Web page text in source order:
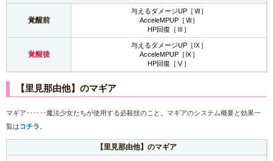
覚醒前
与えるダメージUP［Ⅶ］
AcceleMPUP［Ⅶ］
HP回復［Ⅲ］
覚醒後
与えるダメージUP［Ⅸ］
AcceleMPUP［Ⅸ］
HP回復［Ⅴ］
【里見那由他】のマギア
マギア‥‥‥魔法少女たちが使用する必殺技のこと。マギアのシステム概要と効果一
覧はコチラ
【里見那由他】のマギア